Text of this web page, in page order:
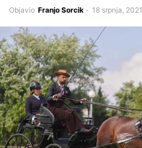
Objavio Franjo Sorcik - 18 srpnja, 2021